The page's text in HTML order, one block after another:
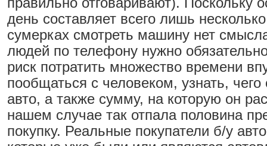
правильно отговаривают). Поскольку
день составляет всего лишь
сумерках смотреть машину нет
людей по телефону нужно
риск потратить множество времени
пообщаться с человеком, узнать, чего
авто, а также сумму, на которую он
нашем случае так отпала половина
покупку. Реальные покупатели б/у